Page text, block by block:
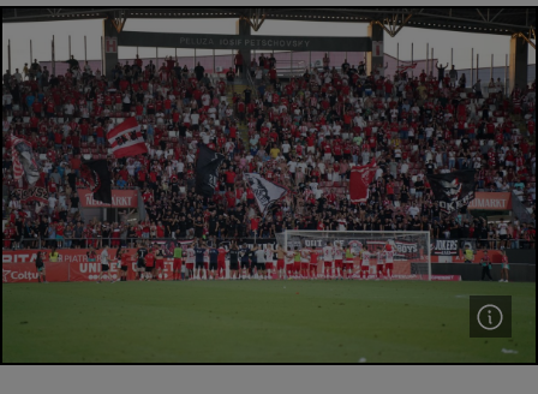
SuperLiga
Liga 2
Cupa României
Echipa Națională
U21
Fotbal feminin
Special
Inedit